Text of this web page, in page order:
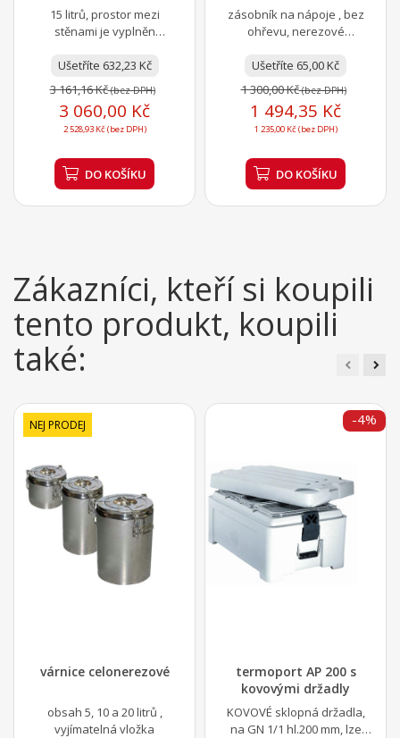
⌀330x(H)280mm
15 litrů, prostor mezi
stěnami je vyplněn
materiálem, který udržuje
horko i...
Ušetříte 632,23 Kč
3 161,16 Kč(bez DPH)
3 060,00 Kč
2 528,93 Kč (bez DPH)
DO KOŠÍKU
zásobník na nápoje , bez
ohřevu, nerezové
neizolovaným pláštěm je
určen k...
Ušetříte 65,00 Kč
1 300,00 Kč(bez DPH)
1 494,35 Kč
1 235,00 Kč (bez DPH)
DO KOŠÍKU
Zákazníci, kteří si koupili
tento produkt, koupili
také:
NEJ PRODEJ
várnice celonerezové
obsah 5, 10 a 20 litrů ,
vyjímatelná vložka
termoport AP 200 s
kovovými držadly
KOVOVÉ sklopná držadla,
na GN 1/1 hl.200 mm, lze
-4%